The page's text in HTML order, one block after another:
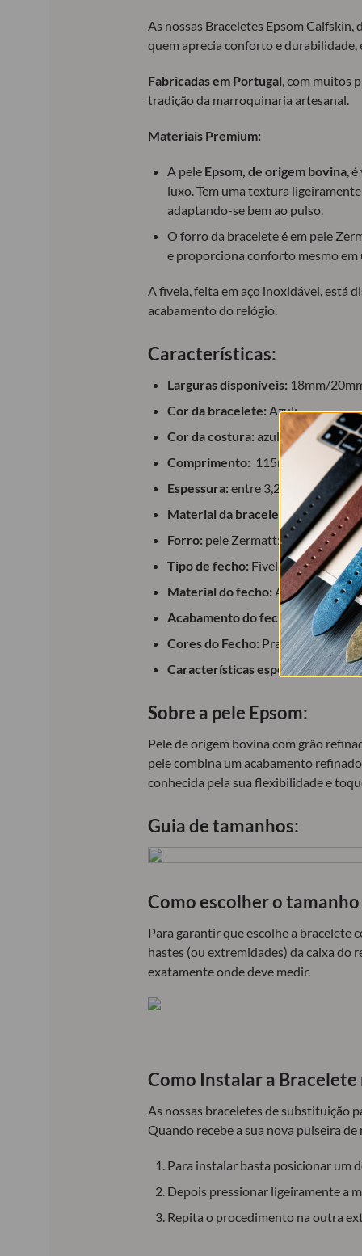
As nossas Braceletes Epsom Calfskin,
quem aprecia conforto e durabilidade,
Fabricadas em Portugal, com muitos
tradição da marroquinaria artesanal.
Materiais Premium:
A pele Epsom, de origem bovina,
luxo. Tem uma textura
adaptando-se bem ao pulso.
O forro da bracelete é em pele
e proporciona conforto mesmo em
A fivela, feita em aço inoxidável, está
acabamento do relógio.
Características:
Larguras disponíveis: 18mm/
Cor da bracelete: Azul;
Cor da costura: azul claro;
Comprimento: 115mm + 75mm
Espessura: entre 3,2mm e 3,5mm;
Material da bracelete:Calfskin
Forro: pele Zermatt;
Tipo de fecho: Fivela;
Material do fecho: Aço inoxidável;
Acabamento do fecho:Polido
Cores do Fecho: Prateado,
Características especiais:molas
Sobre a pele Epsom:
Pele de origem bovina com grão
pele combina um acabamento
conhecida pela sua flexibilidade e
Guia de tamanhos:
Como escolher o
Para garantir que escolhe a bracelete
hastes (ou extremidades) da caixa do
exatamente onde deve medir.
Como Instalar a Bracelete
As nossas braceletes de substituição
Quando recebe a sua nova pulseira
Para instalar basta posicionar um
Depois pressionar ligeiramente a
Repita o procedimento na outra